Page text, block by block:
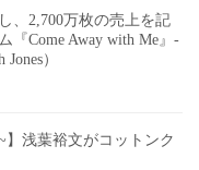
、2,700万枚の売上を記
『Come Away with Me』-
）
】浅葉裕文がコットンク